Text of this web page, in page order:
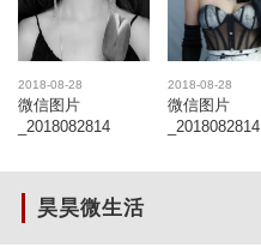
2018-08-28
微信图片
_2018082814
2018-08-28
微信图片
_2018082814
昊昊微生活